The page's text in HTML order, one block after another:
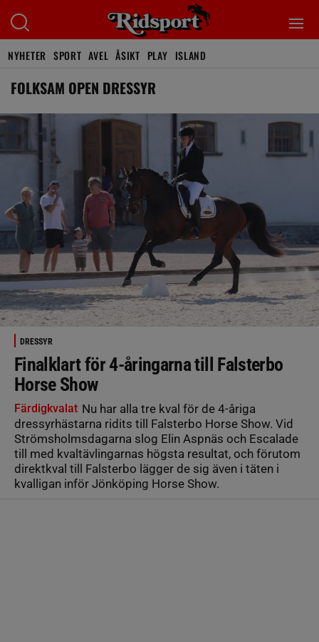
NYHETER SPORT AVEL ÅSIKT PLAY ISLAND
FOLKSAM OPEN DRESSYR
DRESSYR
Finalklart för 4-åringarna till Falsterbo
Horse Show
Färdigkvalat Nu har alla tre kval för de 4-åriga
dressyrhästarna ridits till Falsterbo Horse Show. Vid
Strömsholmsdagarna slog Elin Aspnäs och Escalade
till med kvaltävlingarnas högsta resultat, och förutom
direktkval till Falsterbo lägger de sig även i täten i
kvalligan inför Jönköping Horse Show.